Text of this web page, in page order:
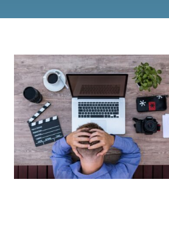
HELP!!! Een journalist! Of…
Help een journalist! – deel 2
Nieuws